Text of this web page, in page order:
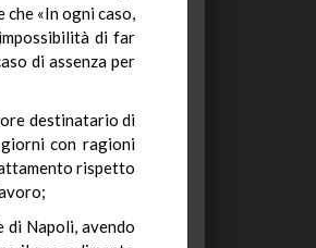
«In ogni caso,
di far
di assenza per
destinatario di
con ragioni
rispetto
di Napoli, avendo